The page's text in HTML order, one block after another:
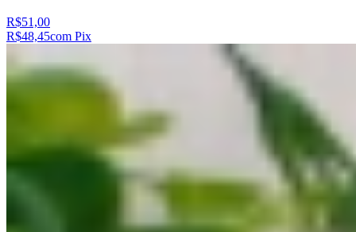
R$51,00
R$48,45com Pix